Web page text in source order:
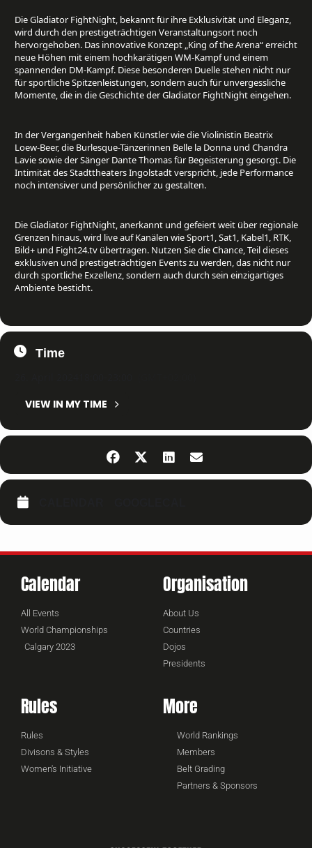
Die Gladiator FightNight, bekannt für ihre Exklusivität und Eleganz,
wird durch den prestigeträchtigen Veranstaltungsort noch
hervorgehoben. Das innovative Konzept „King of the Arena“ erreicht
neue Höhen mit einem hochkarätigen WM-Kampf und einem
spannenden DM-Kampf. Diese besonderen Duelle stehen nicht nur
für sportliche Spitzenleistungen, sondern auch für unvergessliche
Momente, die in die Geschichte der Gladiator FightNight eingehen.
In der Vergangenheit haben Künstler wie die Violinistin Beatrix
Loew-Beer, die Burlesque-Tänzerinnen Belle la Donna und Chandra
Lavie sowie der Sänger Dante Thomas für Begeisterung gesorgt. Die
Intimität des Stadttheaters Ingolstadt verspricht, jede Performance
noch intensiver und persönlicher zu gestalten.
Die Gladiator FightNight, anerkannt und gefeiert weit über regionale
Grenzen hinaus, wird live auf Kanälen wie Sport1, Sat1, Kabel1, RTK,
Bild+ und Fight24.tv übertragen. Nutzen Sie die Chance, Teil dieses
exklusiven und prestigeträchtigen Events zu werden, das nicht nur
durch sportliche Exzellenz, sondern auch durch sein einzigartiges
Ambiente besticht.
Time
VIEW IN MY TIME
Calendar
All Events
World Championships
Calgary 2023
Organisation
About Us
Countries
Dojos
Presidents
Rules
Rules
Divisons & Styles
Women's Initiative
More
World Rankings
Members
Belt Grading
Partners & Sponsors